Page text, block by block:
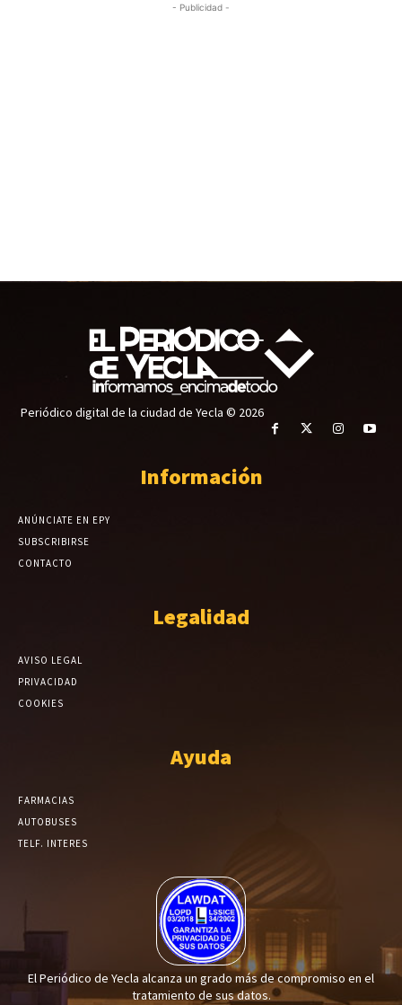
- Publicidad -
Periódico digital de la ciudad de Yecla © 2026
Información
ANÚNCIATE EN EPY
SUBSCRIBIRSE
CONTACTO
Legalidad
AVISO LEGAL
PRIVACIDAD
COOKIES
Ayuda
FARMACIAS
AUTOBUSES
TELF. INTERES
El Periódico de Yecla alcanza un grado más de compromiso en el
tratamiento de sus datos.